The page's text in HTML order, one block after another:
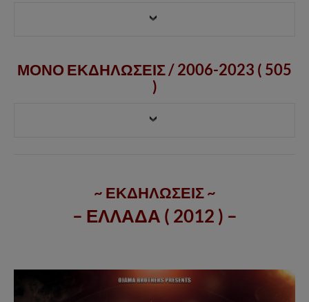
ΜΟΝΟ ΕΚΔΗΛΩΣΕΙΣ / 2006-2023 ( 505
)
~ ΕΚΔΗΛΩΣΕΙΣ ~
– ΕΛΛΑΔΑ ( 2012 ) –